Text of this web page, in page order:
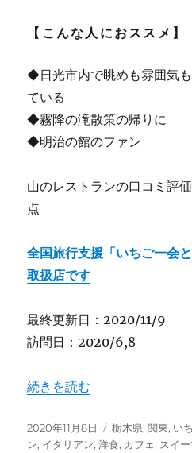
【こんな人におススメ】
◆日光市内で眺めも雰囲気
ている
◆霧降の滝散策の帰りに
◆明治の館のファン
山のレストランの口コミ
点
全国旅行支援「いちご一会
取扱店です
最終更新日：2020/11/9
訪問日：2020/6,8
“【栃木】霧降の滝を見下
続きを読む
投
稿
2020年11月8日
カ
テ
栃木県,関東, い
ン, イタリアン,洋食, カフェ, スイ